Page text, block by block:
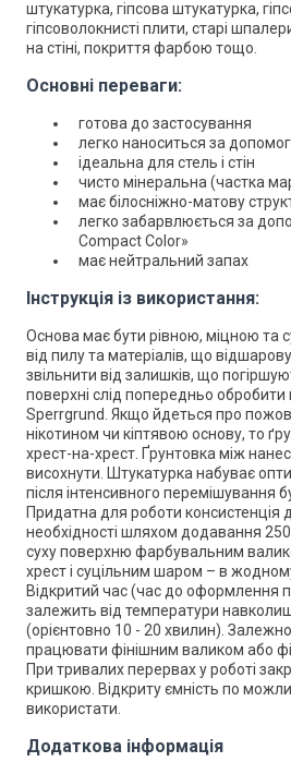
штукатурка, гіпсова штукатурка,
гіпсоволокнисті плити, старі
на стіні, покриття фарбою тощо.
Основні переваги:
готова до застосування
легко наноситься за
ідеальна для стель і стін
чисто мінеральна (частка
має білосніжно-матову
легко забарвлюється за
Compact Color»
має нейтральний запах
Інструкція із використання:
Основа має бути рівною, міцною та
від пилу та матеріалів, що
звільнити від залишків, що
поверхні слід попередньо
Sperrgrund. Якщо йдеться про
нікотином чи кіптявою основу, то
хрест-на-хрест. Ґрунтовка між
висохнути. Штукатурка набуває
після інтенсивного перемішування
Придатна для роботи консистенція
необхідності шляхом додавання
суху поверхню фарбувальним
хрест і суцільним шаром – в
Відкритий час (час до оформлення
залежить від температури
(орієнтовно 10 - 20 хвилин).
працювати фінішним валиком або
При тривалих перервах у роботі
кришкою. Відкриту ємність по
використати.
Додаткова інформація